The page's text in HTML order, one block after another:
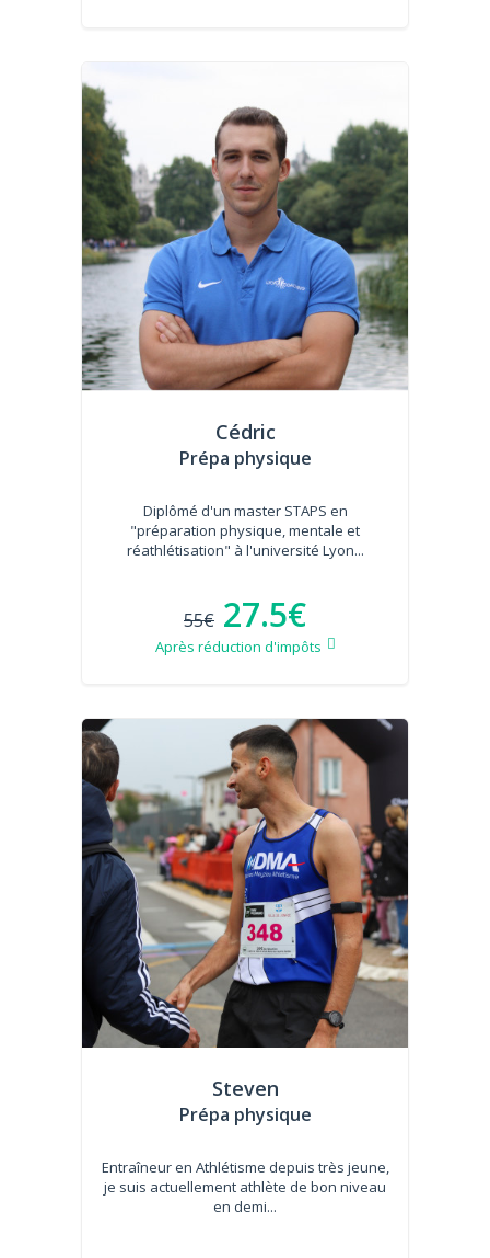
Cédric
Prépa physique
Diplômé d'un master STAPS en
"préparation physique, mentale et
réathlétisation" à l'université Lyon...
55€ 27.5€
Après réduction d'impôts
Steven
Prépa physique
Entraîneur en Athlétisme depuis très jeune,
je suis actuellement athlète de bon niveau
en demi...